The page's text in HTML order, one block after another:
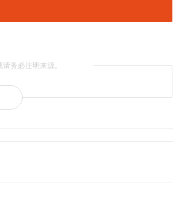
务必注明来源。